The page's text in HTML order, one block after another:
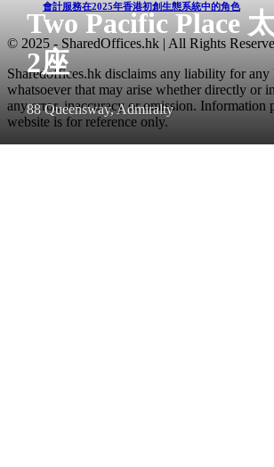
Two Pacific Place
2座
88 Queensway, Admiralty
會計服務在2025年香港初創生態系統中的角色
© 2025 - SharedOffices.hk | All Rights
Sharedoffices.hk disclaims any liability for any
whatsoever that may arise whether directly or
any error, inaccuracy or omission. Information
website is for reference only.